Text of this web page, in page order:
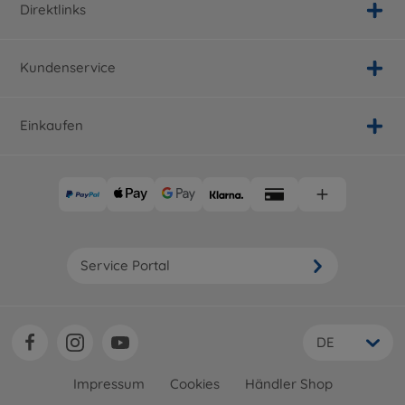
Direktlinks
Kundenservice
Einkaufen
Service Portal
DE
Impressum Cookies Händler Shop